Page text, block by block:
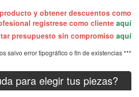
y obtener descuentos como
registrese como cliente aquí
presupuesto sin compromiso aquí
salvo error tipográfico o fin de existencias ***
para elegir tus piezas?